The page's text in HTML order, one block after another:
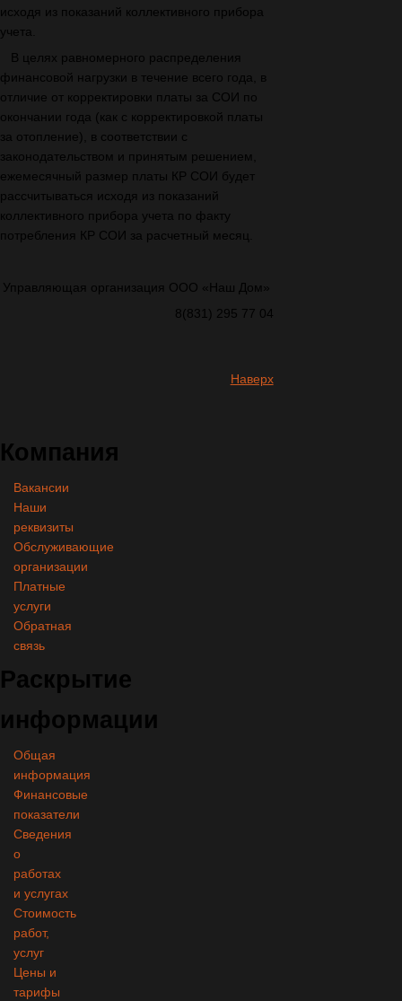
исходя из показаний коллективного прибора
учета.
В целях равномерного распределения
финансовой нагрузки в течение всего года, в
отличие от корректировки платы за СОИ по
окончании года (как с корректировкой платы
за отопление), в соответствии с
законодательством и принятым решением,
ежемесячный размер платы КР СОИ будет
рассчитываться исходя из показаний
коллективного прибора учета по факту
потребления КР СОИ за расчетный месяц.
Управляющая организация ООО «Наш Дом»
8(831) 295 77 04
Наверх
Компания
Вакансии
Наши
реквизиты
Обслуживающие
организации
Платные
услуги
Обратная
связь
Раскрытие
информации
Общая
информация
Финансовые
показатели
Сведения
о
работах
и услугах
Стоимость
работ,
услуг
Цены и
тарифы